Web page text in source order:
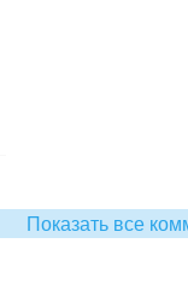
Показать все